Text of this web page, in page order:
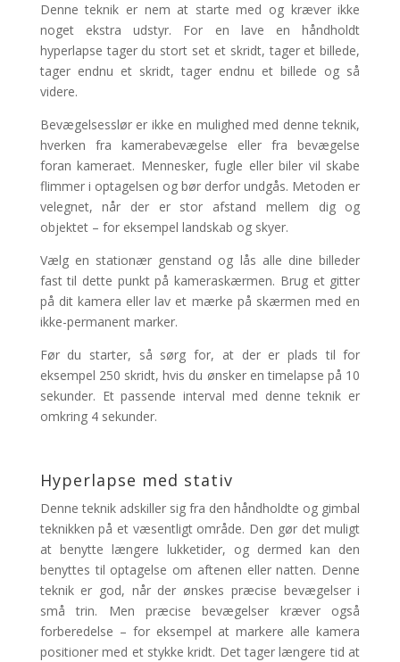
Denne teknik er nem at starte med og kræver ikke
noget ekstra udstyr. For en lave en håndholdt
hyperlapse tager du stort set et skridt, tager et billede,
tager endnu et skridt, tager endnu et billede og så
videre.
Bevægelsesslør er ikke en mulighed med denne teknik,
hverken fra kamerabevægelse eller fra bevægelse
foran kameraet. Mennesker, fugle eller biler vil skabe
flimmer i optagelsen og bør derfor undgås. Metoden er
velegnet, når der er stor afstand mellem dig og
objektet – for eksempel landskab og skyer.
Vælg en stationær genstand og lås alle dine billeder
fast til dette punkt på kameraskærmen. Brug et gitter
på dit kamera eller lav et mærke på skærmen med en
ikke-permanent marker.
Før du starter, så sørg for, at der er plads til for
eksempel 250 skridt, hvis du ønsker en timelapse på 10
sekunder. Et passende interval med denne teknik er
omkring 4 sekunder.
Hyperlapse med stativ
Denne teknik adskiller sig fra den håndholdte og gimbal
teknikken på et væsentligt område. Den gør det muligt
at benytte længere lukketider, og dermed kan den
benyttes til optagelse om aftenen eller natten. Denne
teknik er god, når der ønskes præcise bevægelser i
små trin. Men præcise bevægelser kræver også
forberedelse – for eksempel at markere alle kamera
positioner med et stykke kridt. Det tager længere tid at